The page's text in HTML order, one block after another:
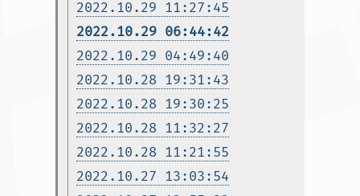
2022.10.29 11:27:45
2022.10.29 06:44:42
2022.10.29 04:49:40
2022.10.28 19:31:43
2022.10.28 19:30:25
2022.10.28 11:32:27
2022.10.28 11:21:55
2022.10.27 13:03:54